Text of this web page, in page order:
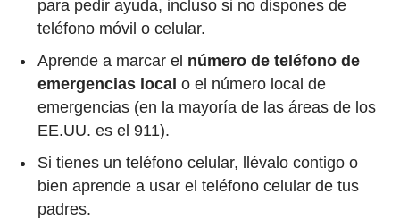
para pedir ayuda, incluso si no dispones de
teléfono móvil o celular.
Aprende a marcar el número de teléfono de
emergencias local o el número local de
emergencias (en la mayoría de las áreas de los
EE.UU. es el 911).
Si tienes un teléfono celular, llévalo contigo o
bien aprende a usar el teléfono celular de tus
padres.